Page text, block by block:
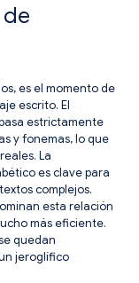
es el momento de
escrito. El
estrictamente
y fonemas, lo que
La
es clave para
complejos.
esta relación
más eficiente.
quedan
jeroglífico